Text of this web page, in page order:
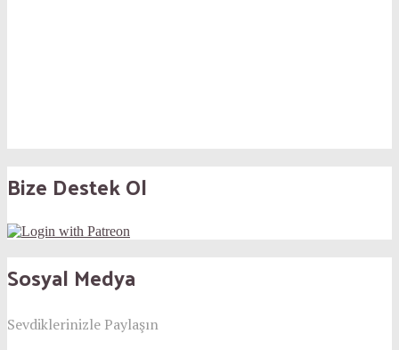
Bize Destek Ol
Sosyal Medya
Sevdiklerinizle Paylaşın